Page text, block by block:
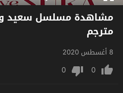
مترجم
8 أغسطس 2020
0
0